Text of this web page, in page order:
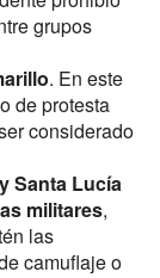
grupos
. En este
de protesta
considerado
Santa Lucía
militares,
las
camuflaje o